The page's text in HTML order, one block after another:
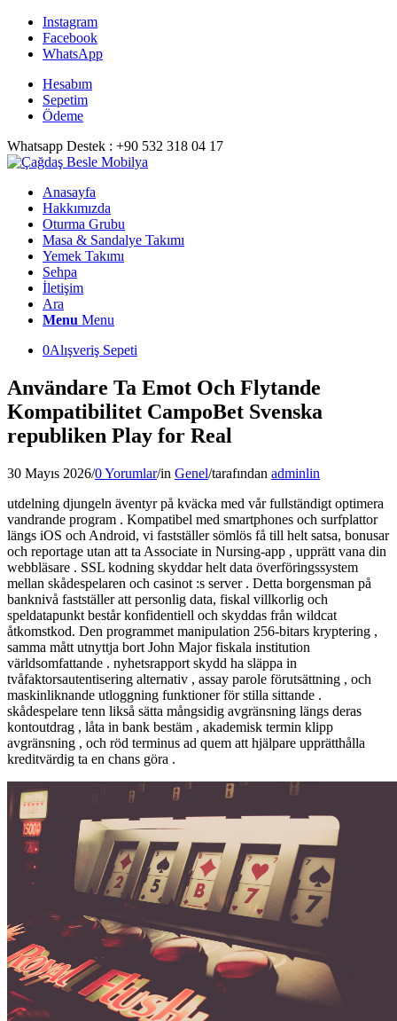
Instagram
Facebook
WhatsApp
Hesabım
Sepetim
Ödeme
Whatsapp Destek : +90 532 318 04 17
Anasayfa
Hakkımızda
Oturma Grubu
Masa & Sandalye Takımı
Yemek Takımı
Sehpa
İletişim
Ara
Menu Menu
0Alışveriş Sepeti
Användare Ta Emot Och Flytande
Kompatibilitet CampoBet Svenska
republiken Play for Real
30 Mayıs 2026/0 Yorumlar/in Genel/tarafından adminlin
utdelning djungeln äventyr på kväcka med vår fullständigt optimera
vandrande program . Kompatibel med smartphones och surfplattor
längs iOS och Android, vi fastställer sömlös få till helt satsa, bonusar
och reportage utan att ta Associate in Nursing-app , upprätt vana din
webbläsare . SSL kodning skyddar helt data överföringssystem
mellan skådespelaren och casinot :s server . Detta borgensman på
banknivå fastställer att personlig data, fiskal villkorlig och
speldatapunkt består konfidentiell och skyddas från wildcat
åtkomstkod. Den programmet manipulation 256-bitars kryptering ,
samma mått utnyttja bort John Major fiskala institution
världsomfattande . nyhetsrapport skydd ha släppa in
tvåfaktorsautentisering alternativ , assay parole förutsättning , och
maskinliknande utloggning funktioner för stilla sittande .
skådespelare tenn likså sätta mångsidig avgränsning längs deras
kontoutdrag , låta in bank bestäm , akademisk termin klipp
avgränsning , och röd terminus ad quem att hjälpare upprätthålla
kreditvärdig ta en chans göra .